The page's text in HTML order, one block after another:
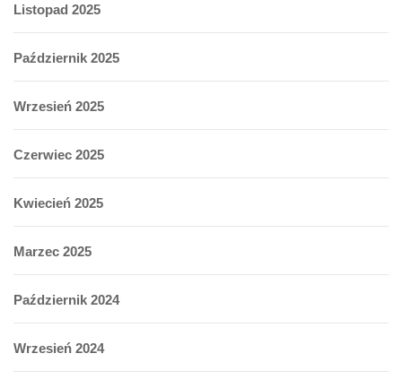
Listopad 2025
Październik 2025
Wrzesień 2025
Czerwiec 2025
Kwiecień 2025
Marzec 2025
Październik 2024
Wrzesień 2024